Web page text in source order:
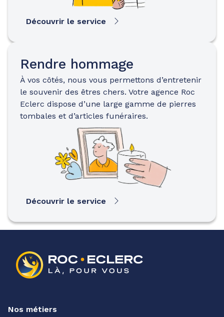
Découvrir le service
Rendre hommage
À vos côtés, nous vous permettons d’entretenir
le souvenir des êtres chers. Votre agence Roc
Eclerc dispose d’une large gamme de pierres
tombales et d’articles funéraires.
Découvrir le service
Nos métiers